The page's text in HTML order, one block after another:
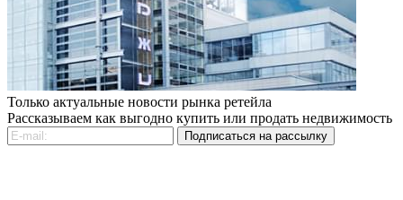
Только актуальные новости рынка ретейла
Рассказываем как выгодно купить или продать недвижимость